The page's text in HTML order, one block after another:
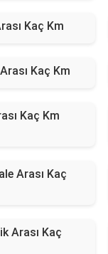
Kaç Km
Kaç Km
Kaç Km
Arası Kaç
Arası Kaç